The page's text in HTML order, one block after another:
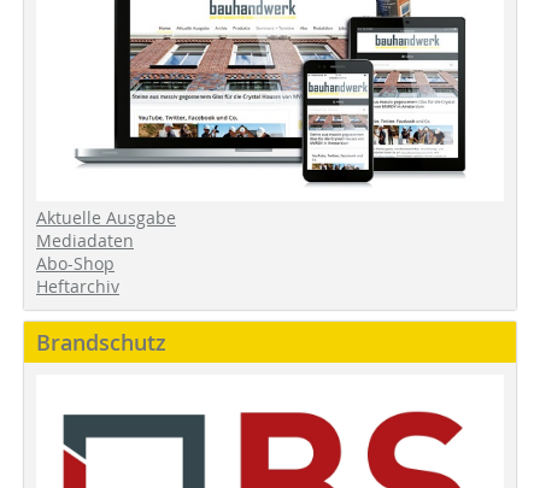
Aktuelle Ausgabe
Mediadaten
Abo-Shop
Heftarchiv
Brandschutz